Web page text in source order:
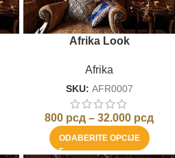
Afrika Look
Afrika
SKU: AFR0007
800 рсд – 32.000 рсд
ODABERITE OPCIJE